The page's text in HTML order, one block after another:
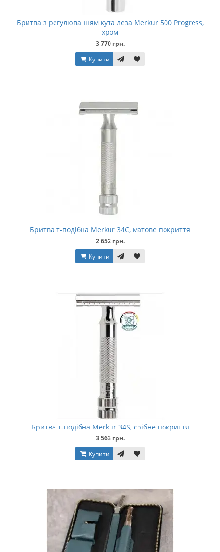
Бритва з регулюванням кута леза Merkur 500 Progress,
хром
3 770 грн.
Купити
Бритва т-подібна Merkur 34C, матове покриття
2 652 грн.
Купити
Бритва т-подібна Merkur 34S, срібне покриття
3 563 грн.
Купити